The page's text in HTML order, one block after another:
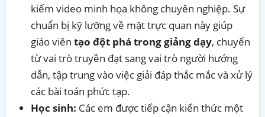
kiếm video minh họa không chuyên nghiệp. Sự
chuẩn bị kỹ lưỡng về mặt trực quan này giúp
giáo viên tạo đột phá trong giảng dạy, chuyển
từ vai trò truyền đạt sang vai trò người hướng
dẫn, tập trung vào việc giải đáp thắc mắc và xử lý
các bài toán phức tạp.
Học sinh: Các em được tiếp cận kiến thức một